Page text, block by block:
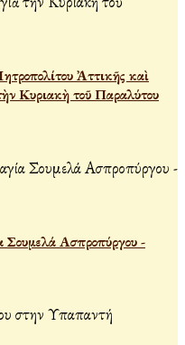
Ἀττικῆς καὶ
Κυριακὴ τοῦ Παραλύτου
Ασπροπύργου -